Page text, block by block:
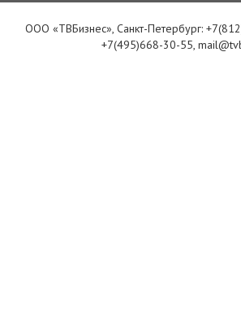
ООО «ТВБизнес», Санкт-Петербург:
+7(495)668-30-55,